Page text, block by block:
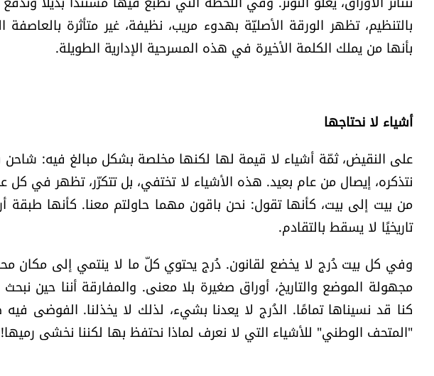
بالتنظيم، تظهر الورقة الأصليّة بهدوء مريب، نظيفة، غير متأثرة
بأنها من يملك الكلمة الأخيرة في هذه المسرحية الإدارية الطويلة.
أشياء لا نحتاجها
على النقيض، ثمّة أشياء لا قيمة لها لكنها مخلصة بشكل مبالغ فيه: شاحن
نتذكره، إيصال من عام بعيد. هذه الأشياء لا تختفي، بل تتكرّر، تظهر في
من بيت إلى بيت، كأنها تقول: نحن باقون مهما حاولتم معنا. كأنها طبقة
تاريخيًا لا يسقط بالتقادم.
وفي كل بيت دُرج لا يخضع لقانون. دُرج يحتوي كلّ ما لا ينتمي إلى مكان
مجهولة الموضع والتاريخ، أوراق صغيرة بلا معنى. والمفارقة أننا حين
كنا قد نسيناها تمامًا. الدُرج لا يعدنا بشيء، لذلك لا يخذلنا. الفوضى
"المتحف الوطني" للأشياء التي لا نعرف لماذا نحتفظ بها لكننا نخشى